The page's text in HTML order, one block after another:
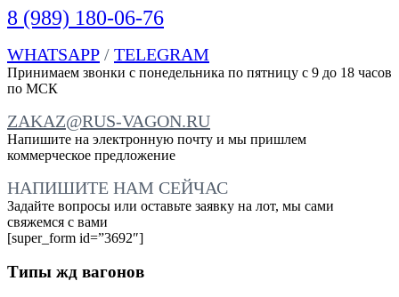
8 (989) 180-06-76
WHATSAPP / TELEGRAM
Принимаем звонки с понедельника по пятницу с 9 до 18 часов
по МСК
ZAKAZ@RUS-VAGON.RU
Напишите на электронную почту и мы пришлем
коммерческое предложение
НАПИШИТЕ НАМ СЕЙЧАС
Задайте вопросы или оставьте заявку на лот, мы сами
свяжемся с вами
[super_form id=”3692″]
Типы жд вагонов